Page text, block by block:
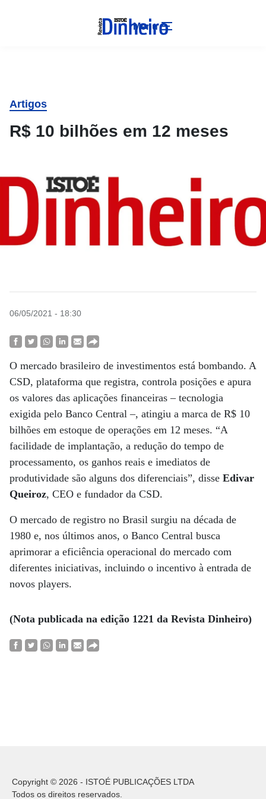
Menu
Artigos
R$ 10 bilhões em 12 meses
06/05/2021 - 18:30
O mercado brasileiro de investimentos está bombando. A
CSD, plataforma que registra, controla posições e apura
os valores das aplicações financeiras – tecnologia
exigida pelo Banco Central –, atingiu a marca de R$ 10
bilhões em estoque de operações em 12 meses. “A
facilidade de implantação, a redução do tempo de
processamento, os ganhos reais e imediatos de
produtividade são alguns dos diferenciais”, disse Edivar
Queiroz, CEO e fundador da CSD.
O mercado de registro no Brasil surgiu na década de
1980 e, nos últimos anos, o Banco Central busca
aprimorar a eficiência operacional do mercado com
diferentes iniciativas, incluindo o incentivo à entrada de
novos players.
(Nota publicada na edição 1221 da Revista Dinheiro)
Copyright © 2026 - ISTOÉ PUBLICAÇÕES LTDA
Todos os direitos reservados.